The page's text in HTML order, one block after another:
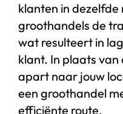
klanten in dezelfde
groothandels de
wat resulteert in
klant. In plaats
apart naar jouw
een groothandel
efficiënte route.